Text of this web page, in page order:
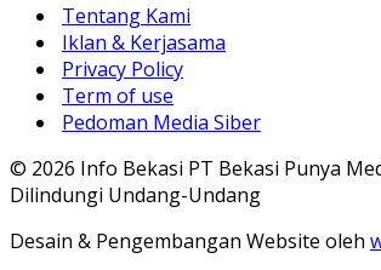
Tentang Kami
Iklan & Kerjasama
Privacy Policy
Term of use
Pedoman Media Siber
© 2026 Info Bekasi PT Bekasi Punya
Dilindungi Undang-Undang
Desain & Pengembangan Website oleh